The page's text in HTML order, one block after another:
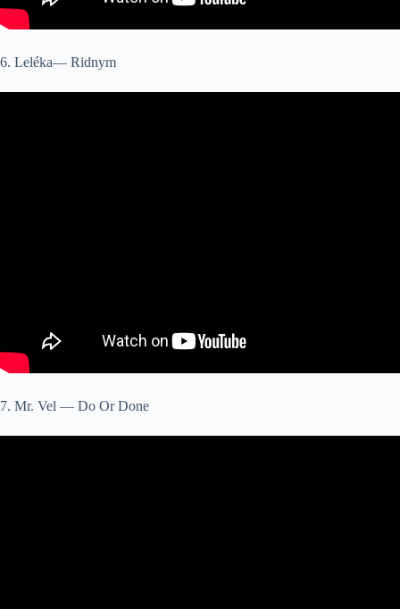
6. Leléka— Ridnym
7. Mr. Vel — Do Or Done